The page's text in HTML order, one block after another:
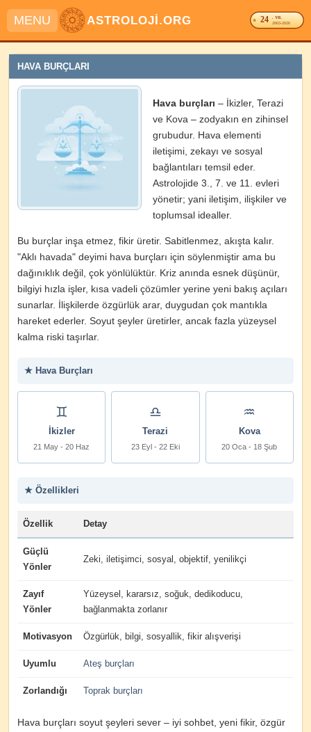
MENU ASTROLOJİ.ORG 24 . YIL
2003-2026
HAVA BURÇLARI
Hava burçları – İkizler, Terazi
ve Kova – zodyakın en zihinsel
grubudur. Hava elementi
iletişimi, zekayı ve sosyal
bağlantıları temsil eder.
Astrolojide 3., 7. ve 11. evleri
yönetir; yani iletişim, ilişkiler ve
toplumsal idealler.
Bu burçlar inşa etmez, fikir üretir. Sabitlenmez, akışta kalır.
"Aklı havada" deyimi hava burçları için söylenmiştir ama bu
dağınıklık değil, çok yönlülüktür. Kriz anında esnek düşünür,
bilgiyi hızla işler, kısa vadeli çözümler yerine yeni bakış açıları
sunarlar. İlişkilerde özgürlük arar, duygudan çok mantıkla
hareket ederler. Soyut şeyler üretirler, ancak fazla yüzeysel
kalma riski taşırlar.
★ Hava Burçları
♊
İkizler
21 May - 20 Haz
♎
Terazi
23 Eyl - 22 Eki
♒
Kova
20 Oca - 18 Şub
★ Özellikleri
Özellik Detay
Güçlü
Yönler
Zeki, iletişimci, sosyal, objektif, yenilikçi
Zayıf
Yönler
Yüzeysel, kararsız, soğuk, dedikoducu,
bağlanmakta zorlanır
Motivasyon Özgürlük, bilgi, sosyallik, fikir alışverişi
Uyumlu Ateş burçları
Zorlandığı Toprak burçları
Hava burçları soyut şeyleri sever – iyi sohbet, yeni fikir, özgür